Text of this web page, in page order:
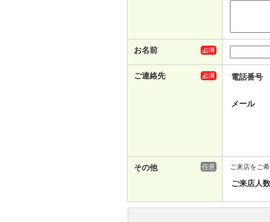
お名前
ご連絡先 電話番号
メール
その他 任意 ご来店をご
ご来店人数